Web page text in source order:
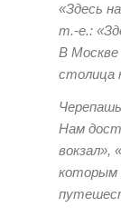
«Здесь
т.-е.:
В Москве
столица
Нам
вокзал»,
которым